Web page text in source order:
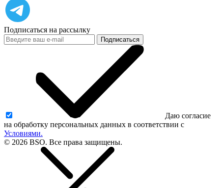
Подписаться на рассылку
Подписаться
Даю согласие
на обработку персональных данных в соответствии с
Условиями.
© 2026 BSO. Все права защищены.